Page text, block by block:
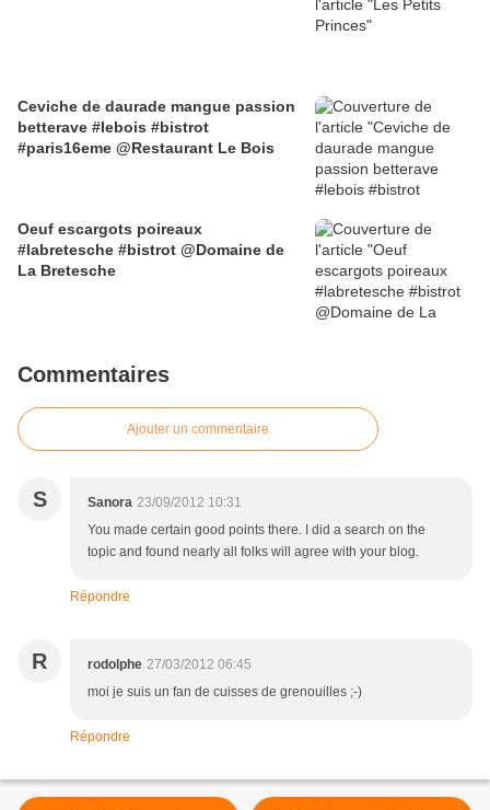
Ceviche de daurade mangue passion
betterave #lebois #bistrot
#paris16eme @Restaurant Le Bois
Oeuf escargots poireaux
#labretesche #bistrot @Domaine de
La Bretesche
Commentaires
Ajouter un commentaire
S Sanora 23/09/2012 10:31
You made certain good points there. I did a search on the
topic and found nearly all folks will agree with your blog.
Répondre
R rodolphe 27/03/2012 06:45
moi je suis un fan de cuisses de grenouilles ;-)
Répondre